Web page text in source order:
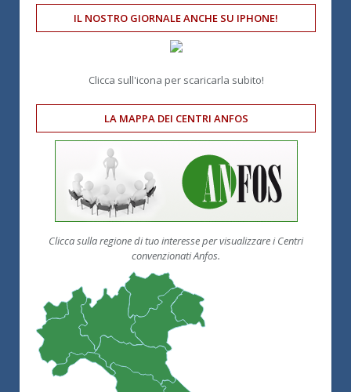
IL NOSTRO GIORNALE ANCHE SU IPHONE!
Clicca sull'icona per scaricarla subito!
LA MAPPA DEI CENTRI ANFOS
Clicca sulla regione di tuo interesse per visualizzare i Centri
convenzionati Anfos.